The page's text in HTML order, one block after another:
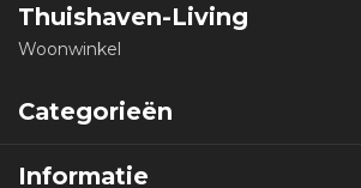
Thuishaven-Living
Woonwinkel
Categorieën
Informatie